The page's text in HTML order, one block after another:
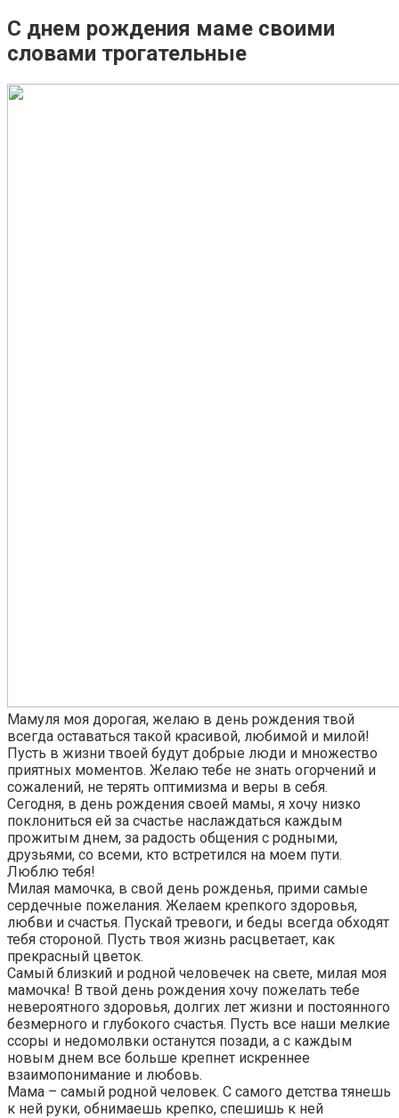
С днем рождения маме своими
словами трогательные
Мамуля моя дорогая, желаю в день рождения твой
всегда оставаться такой красивой, любимой и милой!
Пусть в жизни твоей будут добрые люди и множество
приятных моментов. Желаю тебе не знать огорчений и
сожалений, не терять оптимизма и веры в себя.
Сегодня, в день рождения своей мамы, я хочу низко
поклониться ей за счастье наслаждаться каждым
прожитым днем, за радость общения с родными,
друзьями, со всеми, кто встретился на моем пути.
Люблю тебя!
Милая мамочка, в свой день рожденья, прими самые
сердечные пожелания. Желаем крепкого здоровья,
любви и счастья. Пускай тревоги, и беды всегда обходят
тебя стороной. Пусть твоя жизнь расцветает, как
прекрасный цветок.
Самый близкий и родной человечек на свете, милая моя
мамочка! В твой день рождения хочу пожелать тебе
невероятного здоровья, долгих лет жизни и постоянного
безмерного и глубокого счастья. Пусть все наши мелкие
ссоры и недомолвки останутся позади, а с каждым
новым днем все больше крепнет искреннее
взаимопонимание и любовь.
Мама – самый родной человек. С самого детства тянешь
к ней руки, обнимаешь крепко, спешишь к ней